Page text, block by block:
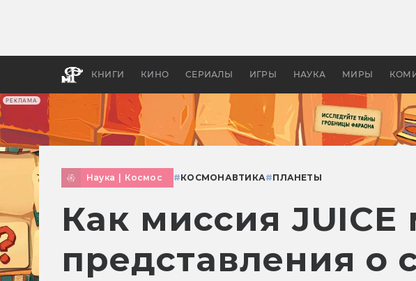
РЕКЛАМА
КНИГИ КИНО СЕРИАЛЫ ИГРЫ НАУКА МИРЫ
бы «Властелина колец»
Наука Космос #КОСМОНАВТИКА#ПЛАНЕТЫ
Как миссия
представления о